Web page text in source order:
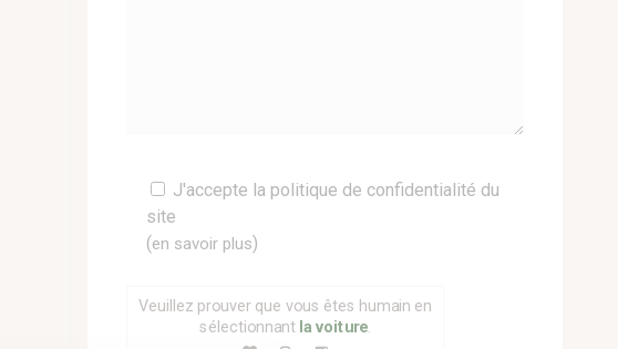
laisser
ce
champ
J'accepte la politique de confidentialité du
site
(en savoir plus)
Veuillez prouver que vous êtes humain en
sélectionnantla voiture